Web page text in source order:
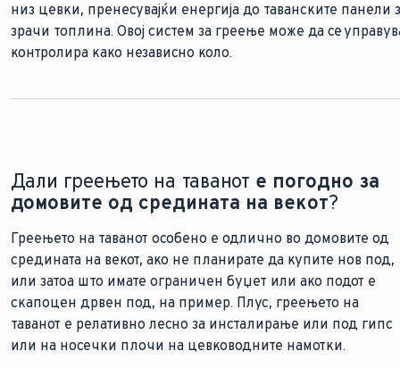
низ цевки, пренесувајќи енергија до таванските панели
зрачи топлина. Овој систем за греење може да се
контролира како независно коло.
Дали греењето на таванот е погодно за
домовите од средината на векот?
Греењето на таванот особено е одлично во домовите од
средината на векот, ако не планирате да купите нов под,
или затоа што имате ограничен буџет или ако подот е
скапоцен дрвен под, на пример. Плус, греењето на
таванот е релативно лесно за инсталирање или под гипс
или на носечки плочи на цевководните намотки.